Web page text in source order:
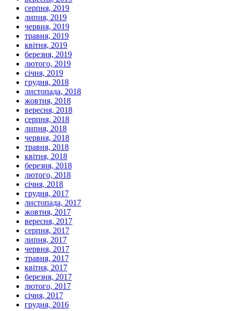
серпня, 2019
липня, 2019
червня, 2019
травня, 2019
квітня, 2019
березня, 2019
лютого, 2019
січня, 2019
грудня, 2018
листопада, 2018
жовтня, 2018
вересня, 2018
серпня, 2018
липня, 2018
червня, 2018
травня, 2018
квітня, 2018
березня, 2018
лютого, 2018
січня, 2018
грудня, 2017
листопада, 2017
жовтня, 2017
вересня, 2017
серпня, 2017
липня, 2017
червня, 2017
травня, 2017
квітня, 2017
березня, 2017
лютого, 2017
січня, 2017
грудня, 2016